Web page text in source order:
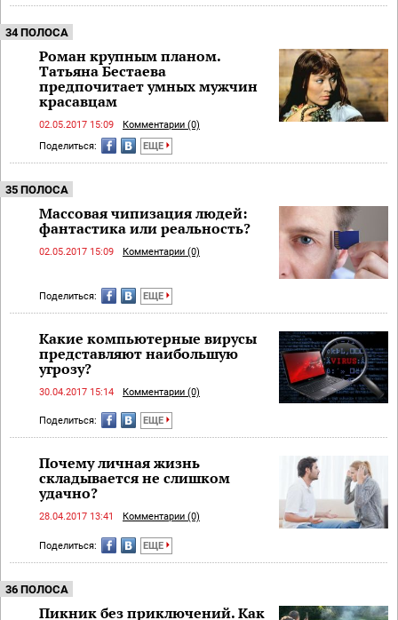
34 ПОЛОСА
Роман крупным планом.
Татьяна Бестаева
предпочитает умных мужчин
красавцам
02.05.2017 15:09
Комментарии (0)
Поделиться:
ЕЩЕ
35 ПОЛОСА
Массовая чипизация людей:
фантастика или реальность?
02.05.2017 15:09 Комментарии (0)
Поделиться: ЕЩЕ
Какие компьютерные вирусы
представляют наибольшую
угрозу?
30.04.2017 15:14 Комментарии (0)
Поделиться: ЕЩЕ
Почему личная жизнь
складывается не слишком
удачно?
28.04.2017 13:41 Комментарии (0)
Поделиться: ЕЩЕ
36 ПОЛОСА
Пикник без приключений. Как